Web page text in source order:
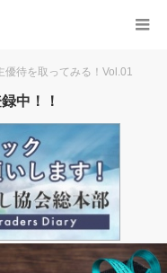
優待を取ってみる！Vol.01
中！！